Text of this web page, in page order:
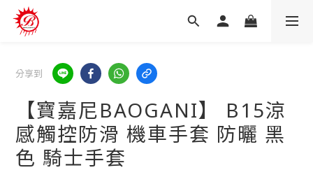
分享到
【寶嘉尼BAOGANI】 B15涼
感觸控防滑 機車手套 防曬 黑
色 騎士手套